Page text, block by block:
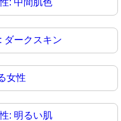
ダークスキン
女性
: 明るい肌